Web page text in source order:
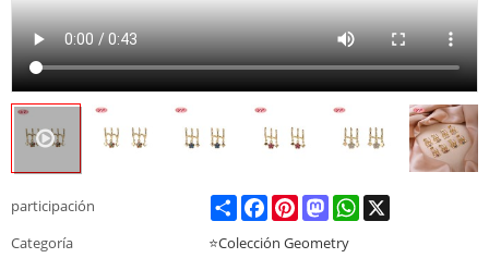
participación ShareFacebookPinterestMastodonWhatsApp
Categoría
⭐Colección Geometry